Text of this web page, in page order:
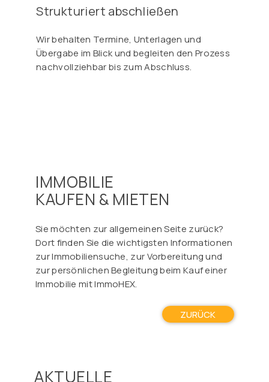
Strukturiert abschließen
Wir behalten Termine, Unterlagen und
Übergabe im Blick und begleiten den Prozess
nachvollziehbar bis zum Abschluss.
IMMOBILIE
KAUFEN & MIETEN
Sie möchten zur allgemeinen Seite zurück?
Dort finden Sie die wichtigsten Informationen
zur Immobiliensuche, zur Vorbereitung und
zur persönlichen Begleitung beim Kauf einer
Immobilie mit ImmoHEX.
ZURÜCK
AKTUELLE